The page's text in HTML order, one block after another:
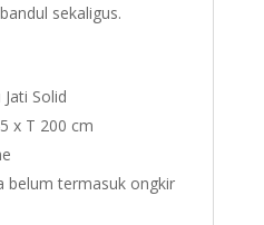
sekaligus.
Solid
x T 200 cm
belum termasuk ongkir